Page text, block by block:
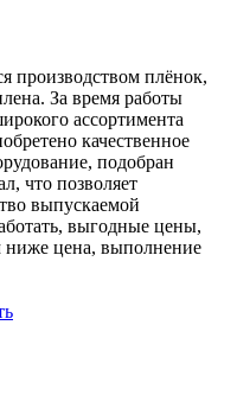
производством плёнок,
За время работы
ассортимента
качественное
подобран
что позволяет
выпускаемой
выгодные цены,
ниже цена, выполнение